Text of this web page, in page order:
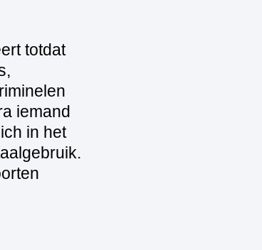
totdat
iemand
in het